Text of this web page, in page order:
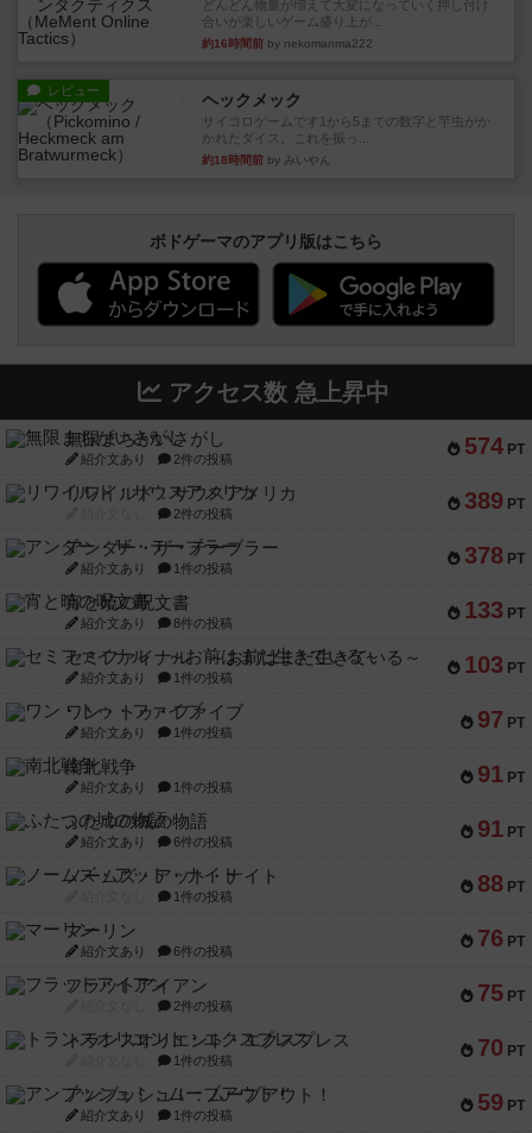
どんどん物量が増えて大変になっていく押し付け
合いが楽しいゲーム盛り上が...
約16時間前 by nekomanma222
レビュー ヘックメック
サイコロゲームです1から5までの数字と芋虫がか
かれたダイス。これを振っ...
約18時間前 by みいやん
ボドゲーマのアプリ版はこちら
アクセス数 急上昇中
574 PT
無限まちがいさがし
紹介文あり 2件の投稿
389 PT
リワイルド：サウスアメリカ
2件の投稿
378 PT
アンダー・ザ・テーブラー
紹介文あり 1件の投稿
133 PT
宵と暁の呪文書
紹介文あり 8件の投稿
103 PT
セミファイナル ～お前はまだ生きている～
紹介文あり 1件の投稿
97 PT
ワン・トゥ・ファイブ
紹介文あり 1件の投稿
91 PT
南北戦争
紹介文あり 1件の投稿
91 PT
ふたつの城の物語
紹介文あり 6件の投稿
88 PT
ノームズ・アット・ナイト
1件の投稿
76 PT
マーリン
紹介文あり 6件の投稿
75 PT
フラットアイアン
2件の投稿
70 PT
トランスオリエント・エクスプレス
1件の投稿
59 PT
アンブッシュ！：ムーブアウト！
紹介文あり 1件の投稿